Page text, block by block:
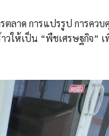
ตลาด การแปรรูป การควบ
วให้เป็น “พืชเศรษฐกิจ” เ